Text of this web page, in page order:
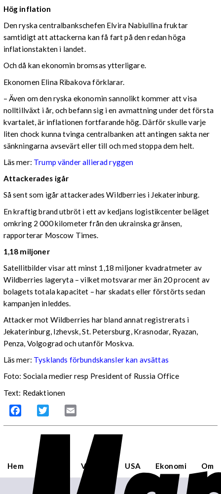
Hög inflation
Den ryska centralbankschefen Elvira Nabiullina fruktar
samtidigt att attackerna kan få fart på den redan höga
inflationstakten i landet.
Och då kan ekonomin bromsas ytterligare.
Ekonomen Elina Ribakova förklarar.
– Även om den ryska ekonomin sannolikt kommer att visa
nolltillväxt i år, och befann sig i en avmattning under det första
kvartalet, är inflationen fortfarande hög. Därför skulle varje
liten chock kunna tvinga centralbanken att antingen sakta ner
sänkningarna avsevärt eller till och med stoppa dem helt.
Läs mer: Trump vänder allierad ryggen
Attackerades igår
Så sent som igår attackerades Wildberries i Jekaterinburg.
En kraftig brand utbröt i ett av kedjans logistikcenter beläget
omkring 2 000 kilometer från den ukrainska gränsen,
rapporterar Moscow Times.
1,18 miljoner
Satellitbilder visar att minst 1,18 miljoner kvadratmeter av
Wildberries lageryta – vilket motsvarar mer än 20 procent av
bolagets totala kapacitet – har skadats eller förstörts sedan
kampanjen inleddes.
Attacker mot Wildberries har bland annat registrerats i
Jekaterinburg, Izhevsk, St. Petersburg, Krasnodar, Ryazan,
Penza, Volgograd och utanför Moskva.
Läs mer: Tysklands förbundskansler kan avsättas
Foto: Sociala medier resp President of Russia Office
Text: Redaktionen
Facebook Twitter
Hem Världen USA Ekonomi Om